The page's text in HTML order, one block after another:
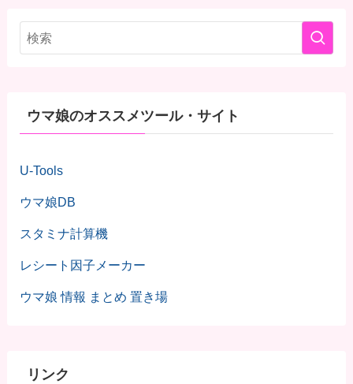
ウマ娘のオススメツール・サイト
U-Tools
ウマ娘DB
スタミナ計算機
レシート因子メーカー
ウマ娘 情報 まとめ 置き場
リンク